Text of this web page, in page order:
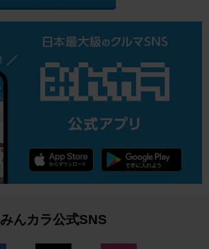
みんカラ公式SNS